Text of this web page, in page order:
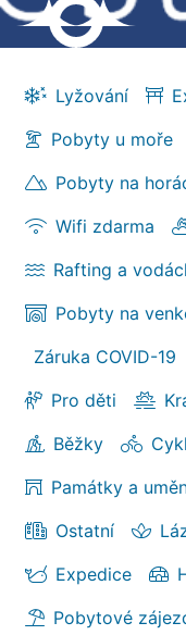
Lyžování
Pobyty u moře
Pobyty na
Wifi zdarma
Rafting a
Pobyty na
Záruka COVID-19
Pro děti
Běžky
Památky a
Ostatní
Expedice
Pobytové